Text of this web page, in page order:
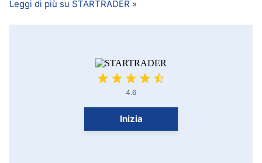
Leggi di più su STARTRADER »
4.6
Inizia